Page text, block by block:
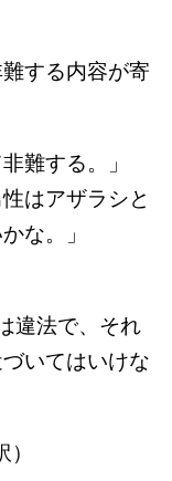
する内容が寄
難する。」
はアザラシと
な。」
違法で、それ
いてはいけな